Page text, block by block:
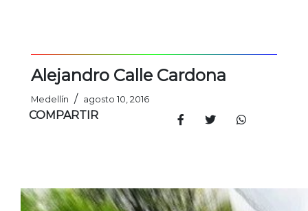
Alejandro Calle Cardona
Medellín / agosto 10, 2016
COMPARTIR